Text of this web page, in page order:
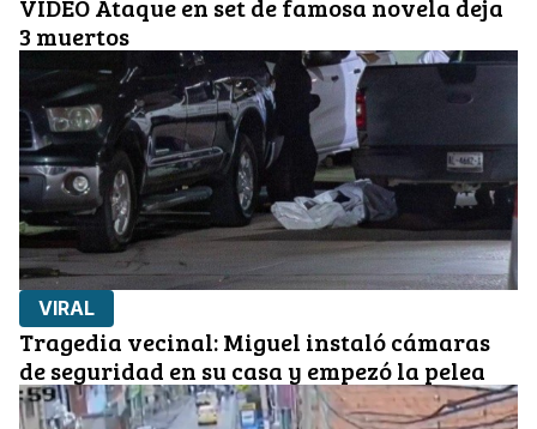
VIDEO Ataque en set de famosa novela deja
3 muertos
VIRAL
Tragedia vecinal: Miguel instaló cámaras
de seguridad en su casa y empezó la pelea